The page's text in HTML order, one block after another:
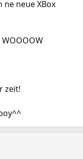
neue XBox
zeit!